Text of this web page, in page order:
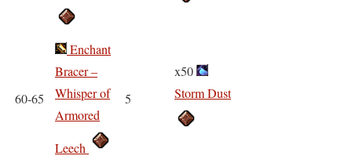
60-65
Enchant
Bracer –
Whisper of
Armored
Leech
5
x50
Storm Dust